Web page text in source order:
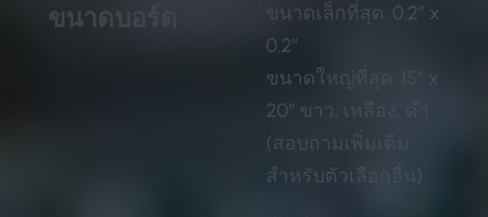
ขนาดบอร์ด
ขนาดเล็กที่สุด: 0.2″ x
0.2″
ขนาดใหญ่ที่สุด: 15″ x
20″ ขาว, เหลือง, ดำ
(สอบถามเพิ่มเติม
สำหรับตัวเลือกอื่น)